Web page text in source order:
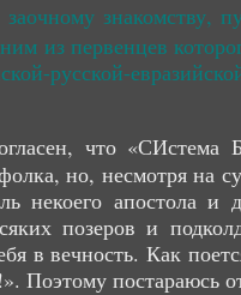
знакомству,
из первенцев
русской-
что «СИстема
но, несмотря на
некоего апостола и
позеров и
в вечность. Как
Поэтому постараюсь